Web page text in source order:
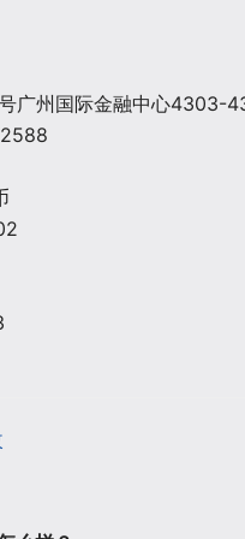
广州国际金融中心4303-